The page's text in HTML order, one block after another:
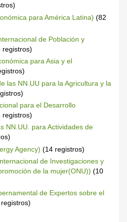
para América Latina) (82
de Población y
registros)
para Asia y el
las NN.UU para la Agricultura y la
para el Desarrollo
registros)
NN.UU. para Actividades de
Agency) (14 registros)
de Investigaciones y
de la mujer(ONU)) (10
de Expertos sobre el